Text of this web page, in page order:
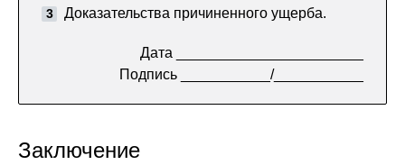
Доказательства причиненного ущерба.
Дата _______________________
Подпись ___________/___________
Заключение